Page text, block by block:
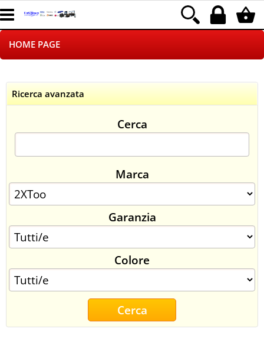
HOME PAGE
LOGISTICA
NEGOZI ON LINE
SINCRONIZZATI CON NOI
SPEDIZIONI
CONTATTI
Ricerca avanzata
Cerca
Marca
Garanzia
Colore